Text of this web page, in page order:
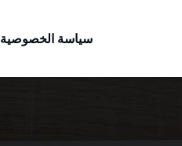
سياسة الخصوصية